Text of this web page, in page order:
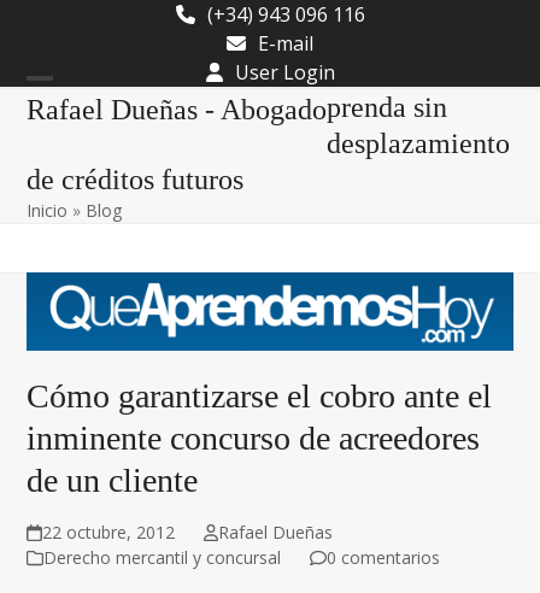
content
(+34) 943 096 116
E-mail
User Login
Rafael Dueñas - Abogado
Open
menu
Close
menu
prenda sin
desplazamiento
de créditos futuros
Inicio » Blog
Cómo garantizarse el cobro ante el
inminente concurso de acreedores
de un cliente
22 octubre, 2012
Rafael Dueñas
Derecho mercantil y concursal
0 comentarios